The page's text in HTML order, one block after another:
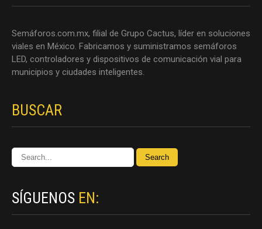
Semáforos.com.mx, filial de Grupo Cactus, líder en soluciones
viales en México. Fabricamos y suministramos semáforos
LED, controladores y dispositivos de comunicación vial para
municipios y ciudades inteligentes.
BUSCAR
SÍGUENOS EN: